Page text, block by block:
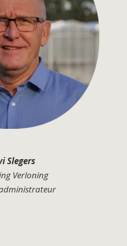
Slegers
Verloning